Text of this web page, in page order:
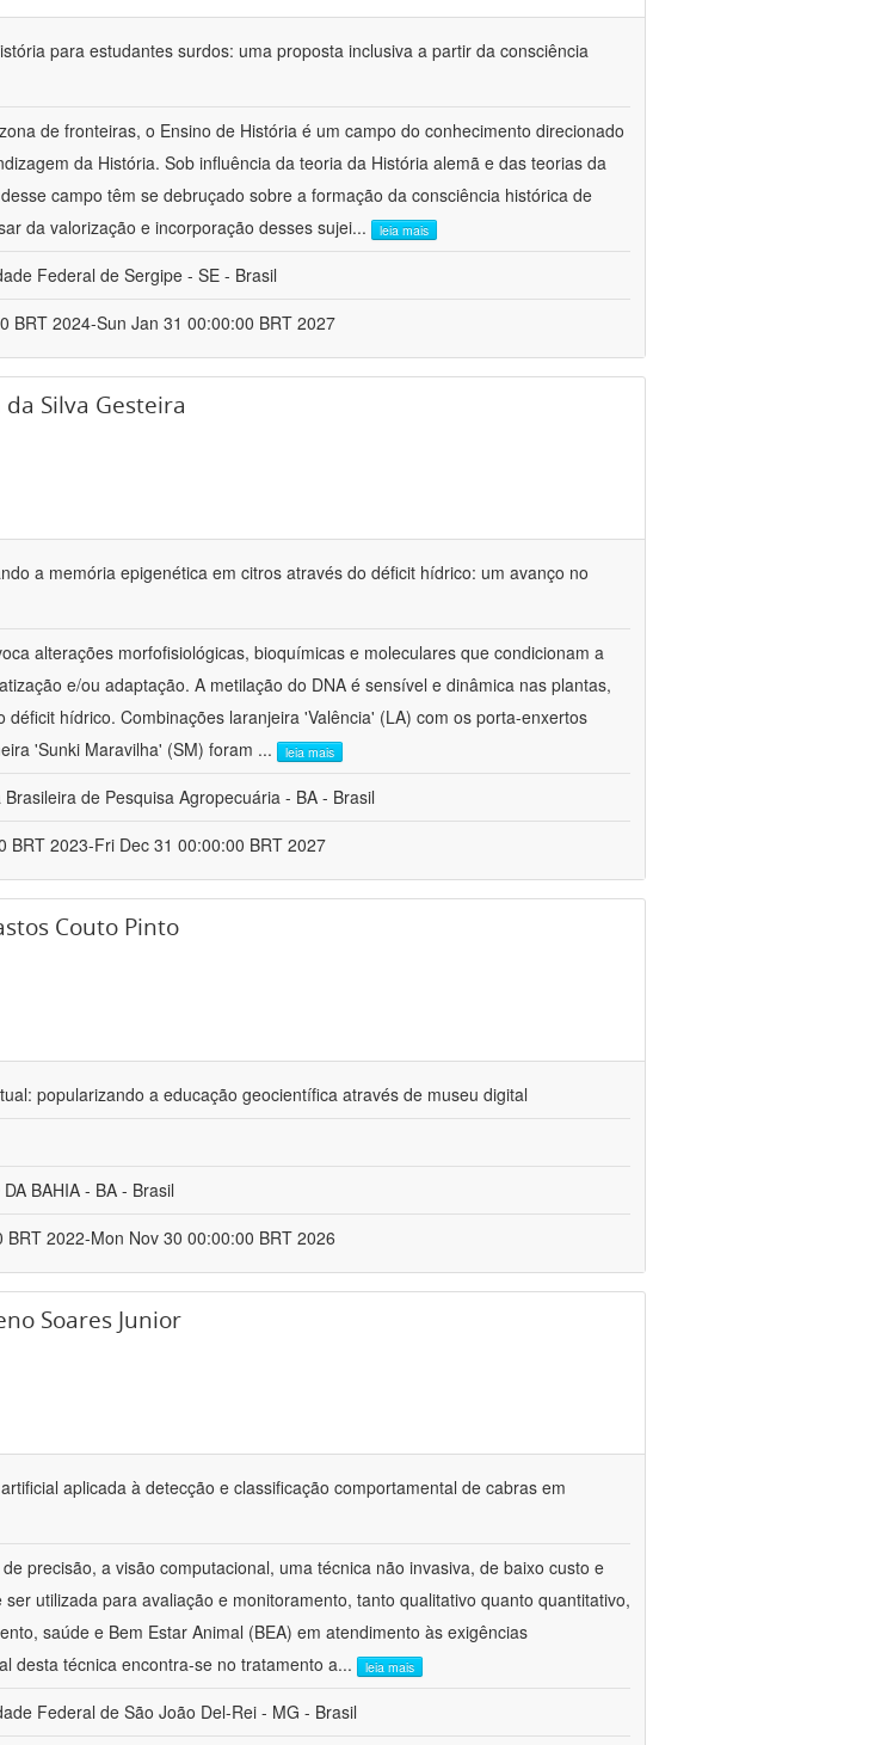
para estudantes surdos: uma proposta inclusiva a partir da consciência
de fronteiras, o Ensino de História é um campo do conhecimento direcionado
da História. Sob influência da teoria da História alemã e das teorias da
campo têm se debruçado sobre a formação da consciência histórica de
da valorização e incorporação desses sujei... leia mais
Federal de Sergipe - SE - Brasil
BRT 2024-Sun Jan 31 00:00:00 BRT 2027
Silva Gesteira
a memória epigenética em citros através do déficit hídrico: um avanço no
alterações morfofisiológicas, bioquímicas e moleculares que condicionam a
e/ou adaptação. A metilação do DNA é sensível e dinâmica nas plantas,
hídrico. Combinações laranjeira 'Valência' (LA) com os porta-enxertos
'Sunki Maravilha' (SM) foram ... leia mais
Brasileira de Pesquisa Agropecuária - BA - Brasil
BRT 2023-Fri Dec 31 00:00:00 BRT 2027
Couto Pinto
popularizando a educação geocientífica através de museu digital
DA BAHIA - BA - Brasil
BRT 2022-Mon Nov 30 00:00:00 BRT 2026
Soares Junior
aplicada à detecção e classificação comportamental de cabras em
precisão, a visão computacional, uma técnica não invasiva, de baixo custo e
utilizada para avaliação e monitoramento, tanto qualitativo quanto quantitativo,
saúde e Bem Estar Animal (BEA) em atendimento às exigências
desta técnica encontra-se no tratamento a... leia mais
Federal de São João Del-Rei - MG - Brasil